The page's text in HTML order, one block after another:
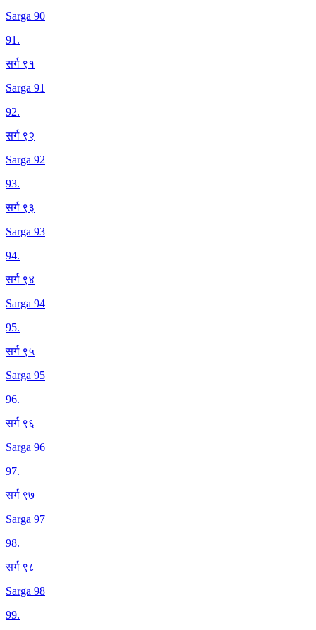
Sarga 90
91.
सर्ग ९१
Sarga 91
92.
सर्ग ९२
Sarga 92
93.
सर्ग ९३
Sarga 93
94.
सर्ग ९४
Sarga 94
95.
सर्ग ९५
Sarga 95
96.
सर्ग ९६
Sarga 96
97.
सर्ग ९७
Sarga 97
98.
सर्ग ९८
Sarga 98
99.